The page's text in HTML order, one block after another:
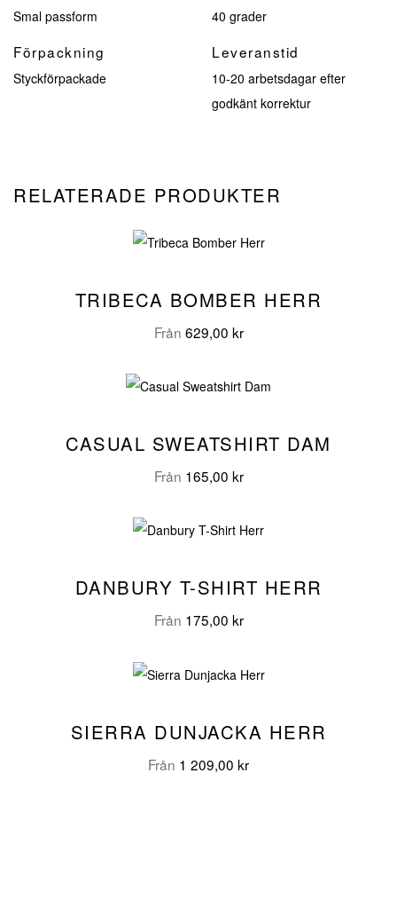
Smal passform 40 grader
Förpackning
Styckförpackade
Leveranstid
10-20 arbetsdagar efter
godkänt korrektur
RELATERADE PRODUKTER
TRIBECA BOMBER HERR
Från 629,00 kr
CASUAL SWEATSHIRT DAM
Från 165,00 kr
DANBURY T-SHIRT HERR
Från 175,00 kr
SIERRA DUNJACKA HERR
Från 1 209,00 kr